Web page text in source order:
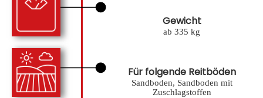
Gewicht
ab 335 kg
Für folgende Reitböden
Sandboden, Sandboden mit
Zuschlagstoffen